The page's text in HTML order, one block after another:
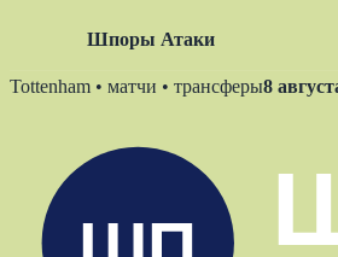
Шпоры Атаки
Skip
Tottenham • матчи • трансферы8